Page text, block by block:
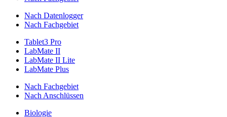
Nach Datenlogger
Nach Fachgebiet
Tablet3 Pro
LabMate II
LabMate II Lite
LabMate Plus
Nach Fachgebiet
Nach Anschlüssen
Biologie